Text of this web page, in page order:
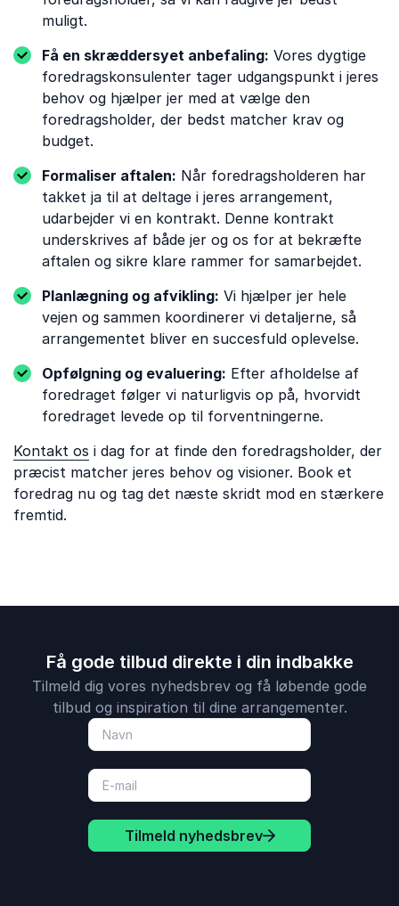
muligt.
Få en skræddersyet anbefaling: Vores dygtige
foredragskonsulenter tager udgangspunkt i jeres
behov og hjælper jer med at vælge den
foredragsholder, der bedst matcher krav og
budget.
Formaliser aftalen: Når foredragsholderen har
takket ja til at deltage i jeres arrangement,
udarbejder vi en kontrakt. Denne kontrakt
underskrives af både jer og os for at bekræfte
aftalen og sikre klare rammer for samarbejdet.
Planlægning og afvikling: Vi hjælper jer hele
vejen og sammen koordinerer vi detaljerne, så
arrangementet bliver en succesfuld oplevelse.
Opfølgning og evaluering: Efter afholdelse af
foredraget følger vi naturligvis op på, hvorvidt
foredraget levede op til forventningerne.
Kontakt os i dag for at finde den foredragsholder, der
præcist matcher jeres behov og visioner. Book et
foredrag nu og tag det næste skridt mod en stærkere
fremtid.
Få gode tilbud direkte i din indbakke
Tilmeld dig vores nyhedsbrev og få løbende gode
tilbud og inspiration til dine arrangementer.
Tilmeld nyhedsbrev